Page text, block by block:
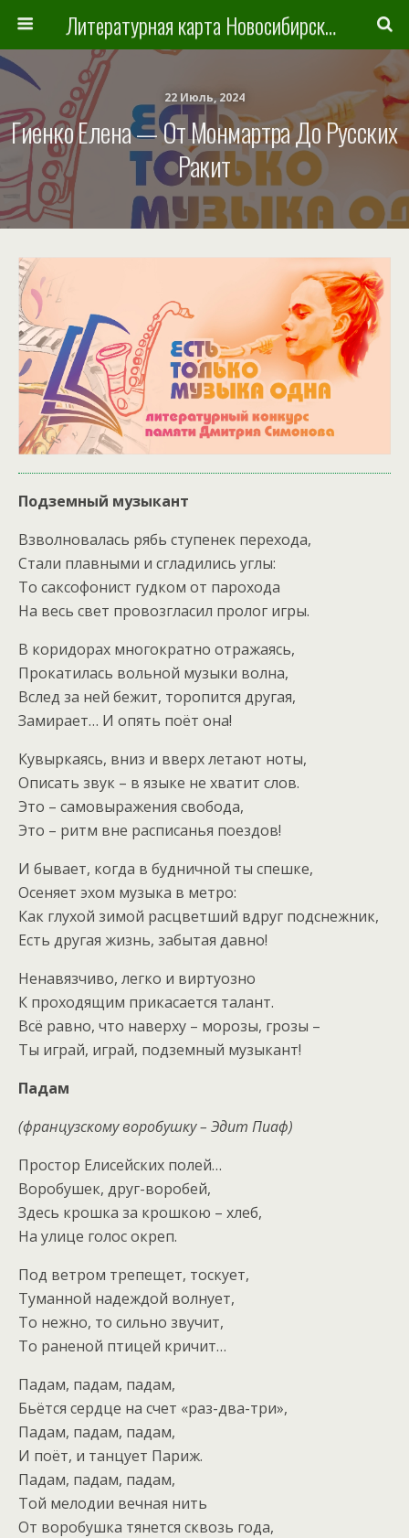
Литературная карта Новосибирска и Новосибирской области
22 Июль, 2024
Гиенко Елена — От Монмартра До Русских
Ракит
Подземный музыкант
Взволновалась рябь ступенек перехода,
Стали плавными и сгладились углы:
То саксофонист гудком от парохода
На весь свет провозгласил пролог игры.
В коридорах многократно отражаясь,
Прокатилась вольной музыки волна,
Вслед за ней бежит, торопится другая,
Замирает… И опять поёт она!
Кувыркаясь, вниз и вверх летают ноты,
Описать звук – в языке не хватит слов.
Это – самовыражения свобода,
Это – ритм вне расписанья поездов!
И бывает, когда в будничной ты спешке,
Осеняет эхом музыка в метро:
Как глухой зимой расцветший вдруг подснежник,
Есть другая жизнь, забытая давно!
Ненавязчиво, легко и виртуозно
К проходящим прикасается талант.
Всё равно, что наверху – морозы, грозы –
Ты играй, играй, подземный музыкант!
Падам
(французскому воробушку – Эдит Пиаф)
Простор Елисейских полей…
Воробушек, друг-воробей,
Здесь крошка за крошкою – хлеб,
На улице голос окреп.
Под ветром трепещет, тоскует,
Туманной надеждой волнует,
То нежно, то сильно звучит,
То раненой птицей кричит…
Падам, падам, падам,
Бьётся сердце на счет «раз-два-три»,
Падам, падам, падам,
И поёт, и танцует Париж.
Падам, падам, падам,
Той мелодии вечная нить
От воробушка тянется сквозь года,